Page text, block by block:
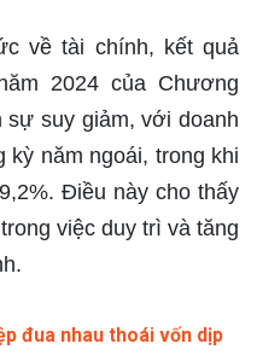
về tài chính, kết quả
2024 của Chương
suy giảm, với doanh
kỳ năm ngoái, trong khi
Điều này cho thấy
việc duy trì và tăng
đua nhau thoái vốn dịp